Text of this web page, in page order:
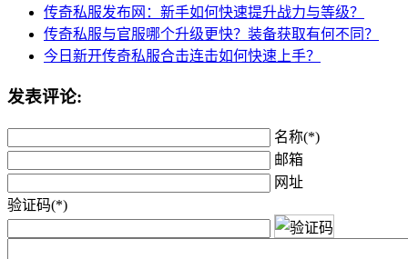
传奇私服发布网：新手如何快速提升战力与等级？
传奇私服与官服哪个升级更快？装备获取有何不同？
今日新开传奇私服合击连击如何快速上手？
发表评论:
名称(*)
邮箱
网址
验证码(*)